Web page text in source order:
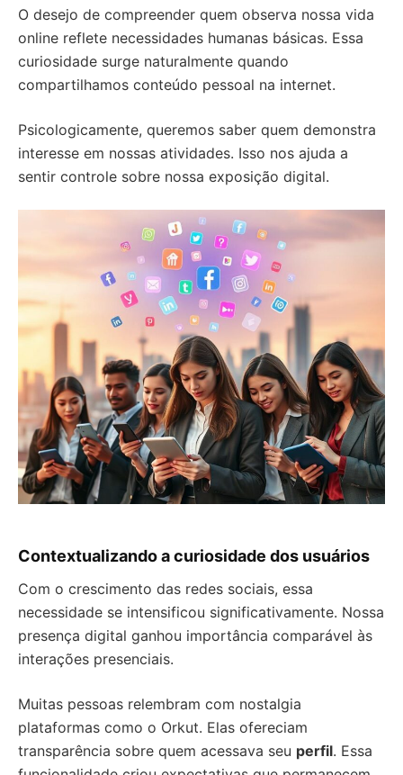
O desejo de compreender quem observa nossa vida
online reflete necessidades humanas básicas. Essa
curiosidade surge naturalmente quando
compartilhamos conteúdo pessoal na internet.
Psicologicamente, queremos saber quem demonstra
interesse em nossas atividades. Isso nos ajuda a
sentir controle sobre nossa exposição digital.
Contextualizando a curiosidade dos usuários
Com o crescimento das redes sociais, essa
necessidade se intensificou significativamente. Nossa
presença digital ganhou importância comparável às
interações presenciais.
Muitas pessoas relembram com nostalgia
plataformas como o Orkut. Elas ofereciam
transparência sobre quem acessava seu perfil. Essa